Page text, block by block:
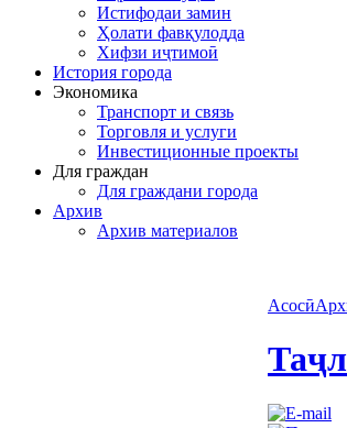
Истифодаи замин
Ҳолати фавқулодда
Хифзи иҷтимоӣ
История города
Экономика
Транспорт и связь
Торговля и услуги
Инвестиционные проекты
Для граждан
Для граждани города
Архив
Архив материалов
Асосӣ